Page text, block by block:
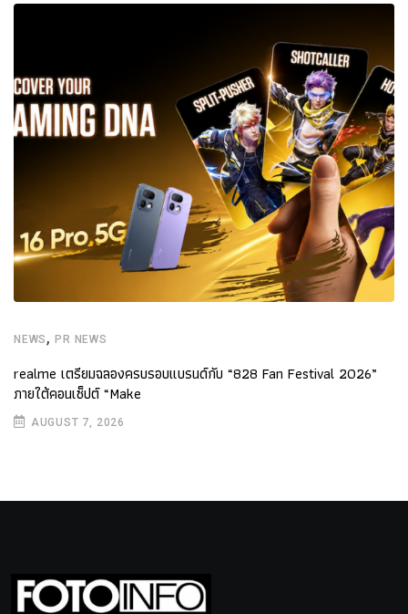
NEWS ,PR NEWS
realme เตรียมฉลองครบรอบแบรนด์กับ “828 Fan Festival 2026”
ภายใต้คอนเซ็ปต์ “Make
AUGUST 7, 2026